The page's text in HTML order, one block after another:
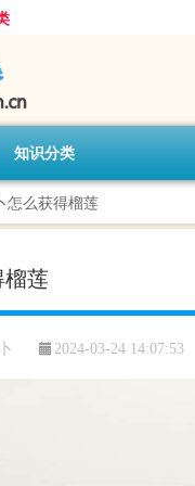
知识分类
怎么获得榴莲
莲
2024-03-24 14:07:53